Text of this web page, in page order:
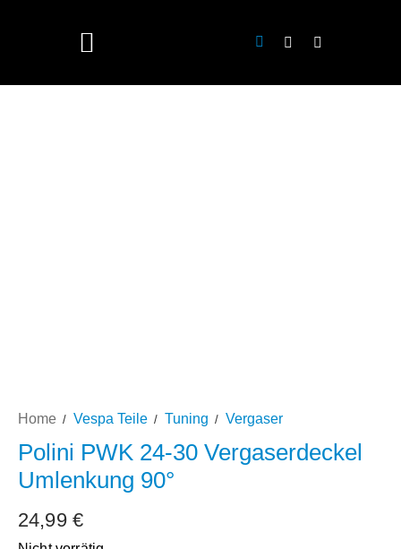
Home Vespa Teile Tuning Vergaser
Polini PWK 24-30 Vergaserdeckel
Umlenkung 90°
24,99 €